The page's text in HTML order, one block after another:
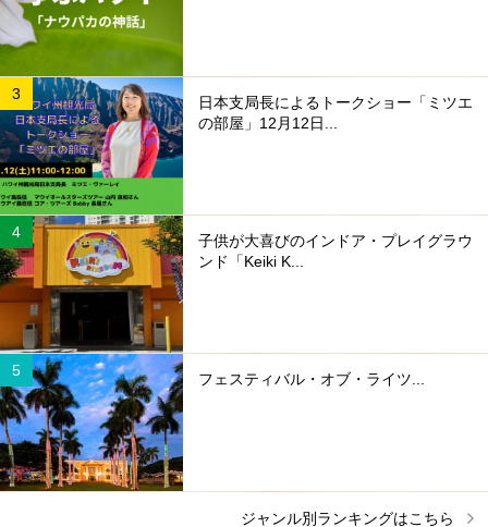
日本支局長によるトークショー「ミツエ
の部屋」12月12日...
子供が大喜びのインドア・プレイグラウ
ンド「Keiki K...
フェスティバル・オブ・ライツ...
ジャンル別ランキングはこちら